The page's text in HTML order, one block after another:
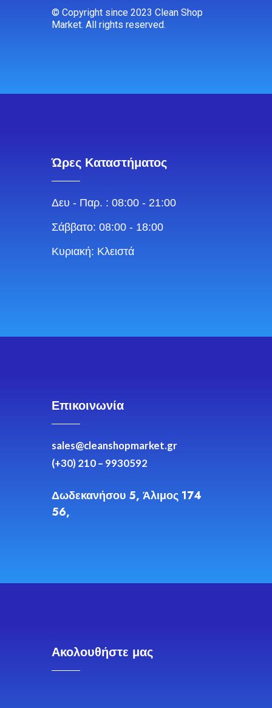
© Copyright since 2023 Clean Shop
Market. All rights reserved.
Ώρες Καταστήματος
Δευ - Παρ. : 08:00 - 21:00
Σάββατο: 08:00 - 18:00
Κυριακή: Κλειστά
Επικοινωνία
sales@cleanshopmarket.gr
(+30) 210 – 9930592
Δωδεκανήσου 5, Άλιμος 174
56,
Ακολουθήστε μας